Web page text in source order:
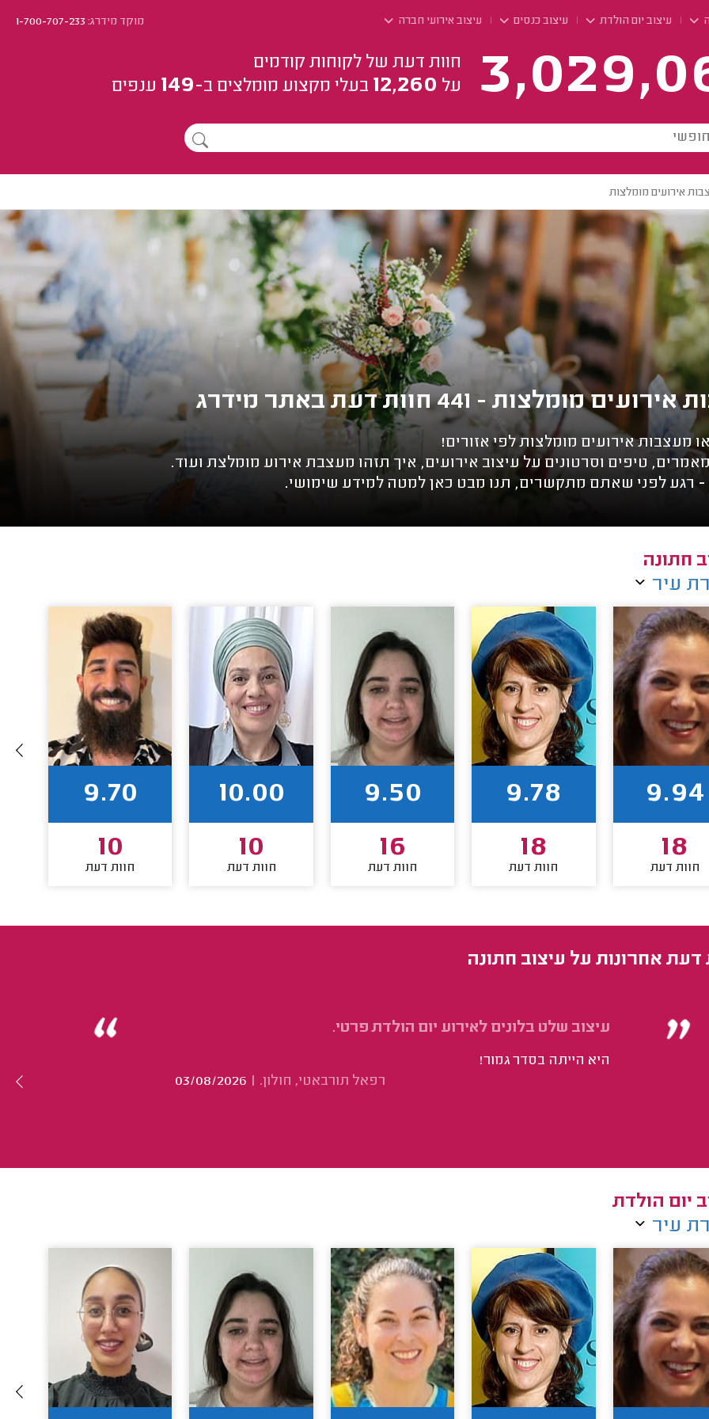
עיצוב יום הולדת עיצוב כנסים עיצוב אירועי חברה מוקד מידרג:1-700-707-233
חוות דעת של לקוחות קודמים
על 12,260 בעלי מקצוע מומלצים ב-149 ענפים
אירועים מומלצות
מומלצות - 441 חוות דעת באתר מידרג
מעצבות אירועים מומלצות לפי אזורים!
טיפים וסרטונים על עיצוב אירועים, איך תזהו מעצבת אירוע מומלצת ועוד.
- רגע לפני שאתם מתקשרים, תנו מבט כאן למטה למידע שימושי.
חתונה
עיר
9.94
18
חוות דעת
9.78
18
חוות דעת
9.50
16
חוות דעת
10.00
10
חוות דעת
9.70
10
חוות דעת
דעת אחרונות על עיצוב חתונה
עיצוב שלט בלונים לאירוע יום הולדת פרטי.
היא הייתה בסדר גמור!
רפאל תורבאטי, חולון. |
03/08/2026
יום הולדת
עיר